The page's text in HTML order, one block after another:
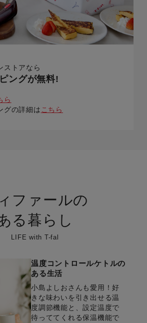
トに注ぐには力と集
いうことですが、馴
かなってきます。
ストアなら
ングが無料!
ら
グの詳細は こちら
ファールの
る暮らし
LIFE with T-fal
温度コントロールケトルの
ある生活
小島よしおさんも愛用！好
きな味わいを引き出せる温
度調節機能と、設定温度で
待っててくれる保温機能で